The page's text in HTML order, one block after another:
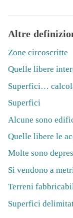
Altre
Zone circoscritte
Quelle libere
Superfici…
Superfici
Alcune sono
Quelle libere le
Molte sono
Si vendono a
Terreni
Superfici